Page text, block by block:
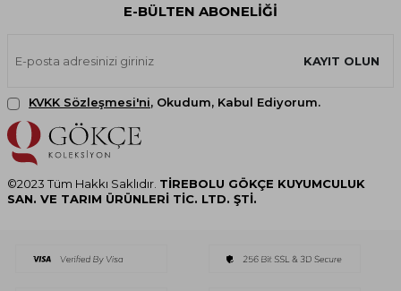
E-BÜLTEN ABONELIĞI
KAYIT OLUN
KVKK Sözleşmesi'ni, Okudum, Kabul Ediyorum.
©2023 Tüm Hakkı Saklıdır. TİREBOLU GÖKÇE KUYUMCULUK
SAN. VE TARIM ÜRÜNLERİ TİC. LTD. ŞTİ.